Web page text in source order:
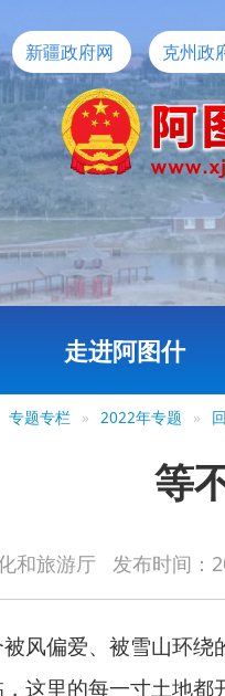
新疆政府网 克州政
走进阿图什
专题专栏 » 2022年专题 »
等
和旅游厅 发布时间：
的每一寸土地都开始苏醒
漠银海”的美誉，由于艾兰